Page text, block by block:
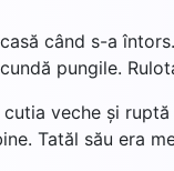
când s-a
pungile.
veche și
Tatăl său era